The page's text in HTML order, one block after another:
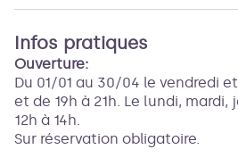
Infos pratiques
Ouverture:
Du 01/01 au 30/04 le vendredi
et de 19h à 21h. Le lundi,
12h à 14h.
Sur réservation obligatoire.